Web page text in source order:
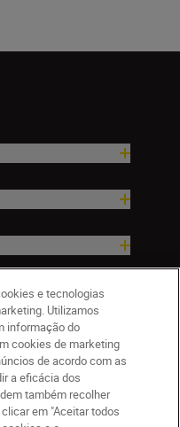
e tecnologias
Utilizamos
informação do
cookies de marketing
de acordo com as
a eficácia dos
também recolher
em "Aceitar todos